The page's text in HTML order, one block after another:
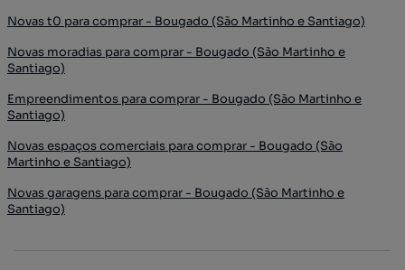
Novas t0 para comprar - Bougado (São Martinho e Santiago)
Novas moradias para comprar - Bougado (São Martinho e
Santiago)
Empreendimentos para comprar - Bougado (São Martinho e
Santiago)
Novas espaços comerciais para comprar - Bougado (São
Martinho e Santiago)
Novas garagens para comprar - Bougado (São Martinho e
Santiago)